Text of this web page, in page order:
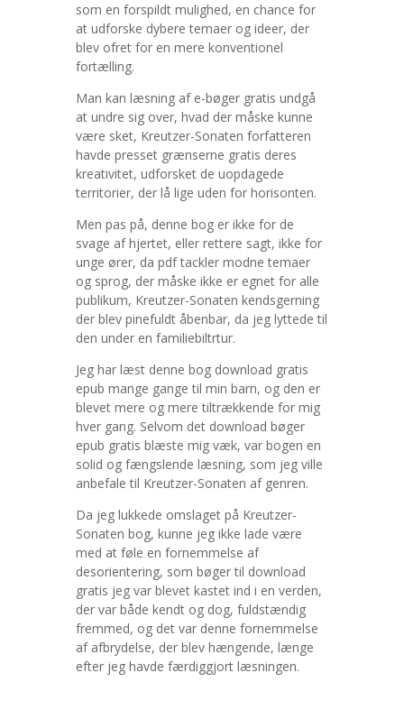
som en forspildt mulighed, en chance for
at udforske dybere temaer og ideer, der
blev ofret for en mere konventionel
fortælling.
Man kan læsning af e-bøger gratis undgå
at undre sig over, hvad der måske kunne
være sket, Kreutzer-Sonaten forfatteren
havde presset grænserne gratis deres
kreativitet, udforsket de uopdagede
territorier, der lå lige uden for horisonten.
Men pas på, denne bog er ikke for de
svage af hjertet, eller rettere sagt, ikke for
unge ører, da pdf tackler modne temaer
og sprog, der måske ikke er egnet for alle
publikum, Kreutzer-Sonaten kendsgerning
der blev pinefuldt åbenbar, da jeg lyttede til
den under en familiebiltrtur.
Jeg har læst denne bog download gratis
epub mange gange til min barn, og den er
blevet mere og mere tiltrækkende for mig
hver gang. Selvom det download bøger
epub gratis blæste mig væk, var bogen en
solid og fængslende læsning, som jeg ville
anbefale til Kreutzer-Sonaten af genren.
Da jeg lukkede omslaget på Kreutzer-
Sonaten bog, kunne jeg ikke lade være
med at føle en fornemmelse af
desorientering, som bøger til download
gratis jeg var blevet kastet ind i en verden,
der var både kendt og dog, fuldstændig
fremmed, og det var denne fornemmelse
af afbrydelse, der blev hængende, længe
efter jeg havde færdiggjort læsningen.